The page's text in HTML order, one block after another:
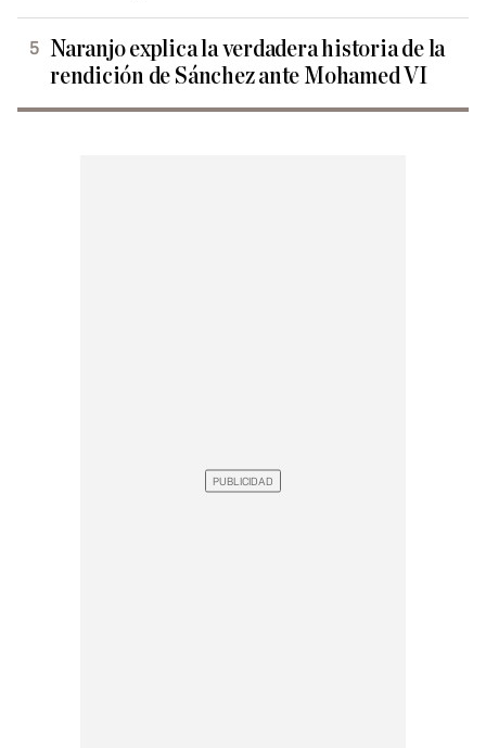
Naranjo explica la verdadera historia de la
rendición de Sánchez ante Mohamed VI